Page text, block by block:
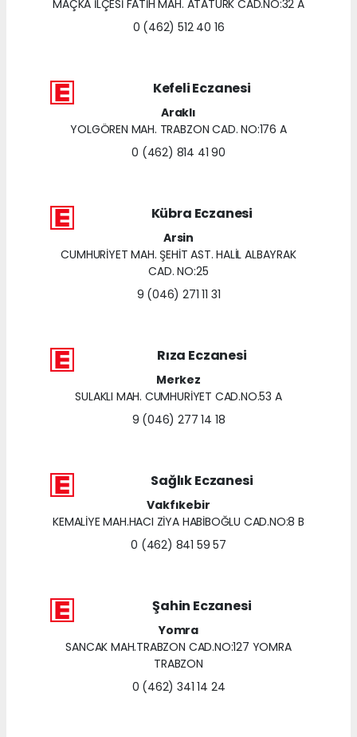
MAÇKA İLÇESİ FATİH MAH. ATATÜRK CAD.NO:32 A
0 (462) 512 40 16
Kefeli Eczanesi
Araklı
YOLGÖREN MAH. TRABZON CAD. NO:176 A
0 (462) 814 41 90
Kübra Eczanesi
Arsin
CUMHURİYET MAH. ŞEHİT AST. HALİL ALBAYRAK
CAD. NO:25
9 (046) 271 11 31
Rıza Eczanesi
Merkez
SULAKLI MAH. CUMHURİYET CAD.NO.53 A
9 (046) 277 14 18
Sağlık Eczanesi
Vakfıkebir
KEMALİYE MAH.HACI ZİYA HABİBOĞLU CAD.NO:8 B
0 (462) 841 59 57
Şahin Eczanesi
Yomra
SANCAK MAH.TRABZON CAD.NO:127 YOMRA
TRABZON
0 (462) 341 14 24